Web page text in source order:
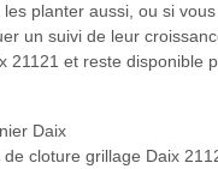
planter aussi, ou si
un suivi de leur
21121 et reste disponible
Daix
de cloture grillage Daix